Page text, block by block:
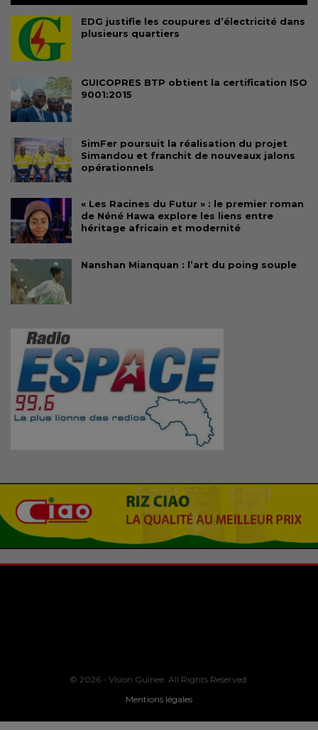
EDG justifie les coupures d’électricité dans
plusieurs quartiers
GUICOPRES BTP obtient la certification ISO
9001:2015
SimFer poursuit la réalisation du projet
Simandou et franchit de nouveaux jalons
opérationnels
« Les Racines du Futur » : le premier roman
de Néné Hawa explore les liens entre
héritage africain et modernité
Nanshan Mianquan : l’art du poing souple
© 2026 - Vision Guinee. All Rights Reserved.
Mentions légales